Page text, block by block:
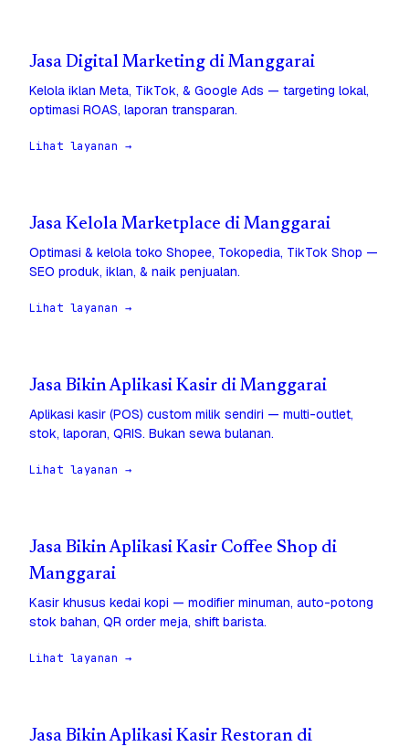
Jasa Digital Marketing di Manggarai
Kelola iklan Meta, TikTok, & Google Ads — targeting lokal,
optimasi ROAS, laporan transparan.
Lihat layanan →
Jasa Kelola Marketplace di Manggarai
Optimasi & kelola toko Shopee, Tokopedia, TikTok Shop —
SEO produk, iklan, & naik penjualan.
Lihat layanan →
Jasa Bikin Aplikasi Kasir di Manggarai
Aplikasi kasir (POS) custom milik sendiri — multi-outlet,
stok, laporan, QRIS. Bukan sewa bulanan.
Lihat layanan →
Jasa Bikin Aplikasi Kasir Coffee Shop di
Manggarai
Kasir khusus kedai kopi — modifier minuman, auto-potong
stok bahan, QR order meja, shift barista.
Lihat layanan →
Jasa Bikin Aplikasi Kasir Restoran di